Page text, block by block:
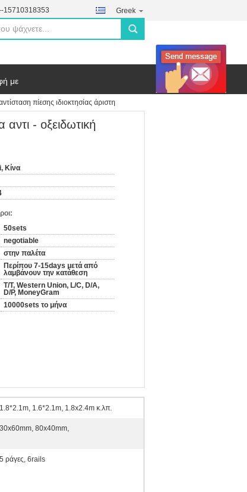
15710318353 Greek
search
με
πίεσης ιδιοκτησίας άριστη
- οξειδωτική
Κίνα
50sets
negotiable
στην παλέτα
Περίπου 7-15days μετά από
λαμβάνουν την κατάθεση
T/T, Western Union, L/C, D/A,
D/P, MoneyGram
10000sets το μήνα
1.8*2.1m, 1.6*2.1m, 1.8x2.4m κ.λπ.
30x60mm, 80x40mm,
5 ράγες, 6rails